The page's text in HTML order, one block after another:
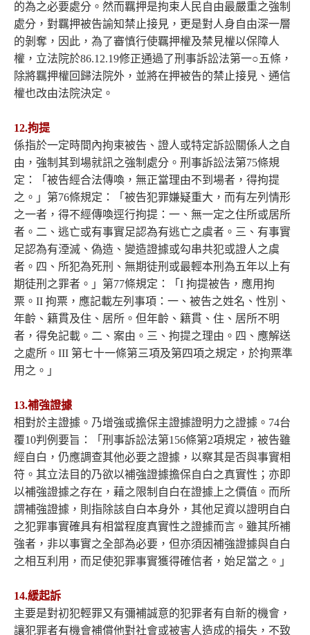
的為之必要處分。然而羈押是拘束人民自由最嚴重之強制
處分，對羈押被告諭知禁止接見，更是對人身自由深一層
的剝奪，因此，為了審慎行使羈押權及禁見權以保障人
權，立法院於86.12.19修正通過了刑事訴訟法第一○五條，
除將羈押權回歸法院外，並將在押被告的禁止接見、通信
權也改由法院決定。
12.拘提
係指於一定時間內拘束被告、證人或特定訴訟關係人之自
由，強制其到場就訊之強制處分。刑事訴訟法第75條規
定：「被告經合法傳喚，無正當理由不到場者，得拘提
之。」第76條規定：「被告犯罪嫌疑重大，而有左列情形
之一者，得不經傳喚逕行拘提：一、無一定之住所或居所
者。二、逃亡或有事實足認為有逃亡之虞者。三、有事實
足認為有湮滅、偽造、變造證據或勾串共犯或證人之虞
者。四、所犯為死刑、無期徒刑或最輕本刑為五年以上有
期徒刑之罪者。」第77條規定：「I 拘提被告，應用拘
票。II 拘票，應記載左列事項：一、被告之姓名、性別、
年齡、籍貫及住、居所。但年齡、籍貫、住、居所不明
者，得免記載。二、案由。三、拘提之理由。四、應解送
之處所。III 第七十一條第三項及第四項之規定，於拘票準
用之。」
13.補強證據
相對於主證據。乃增強或擔保主證據證明力之證據。74台
覆10判例要旨：「刑事訴訟法第156條第2項規定，被告雖
經自白，仍應調查其他必要之證據，以察其是否與事實相
符。其立法目的乃欲以補強證據擔保自白之真實性；亦即
以補強證據之存在，藉之限制自白在證據上之價值。而所
謂補強證據，則指除該自白本身外，其他足資以證明自白
之犯罪事實確具有相當程度真實性之證據而言。雖其所補
強者，非以事實之全部為必要，但亦須因補強證據與自白
之相互利用，而足使犯罪事實獲得確信者，始足當之。」
14.緩起訴
主要是對初犯輕罪又有彌補誠意的犯罪者有自新的機會，
讓犯罪者有機會補償他對社會或被害人造成的損失，不致